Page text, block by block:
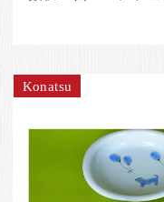
Konatsu